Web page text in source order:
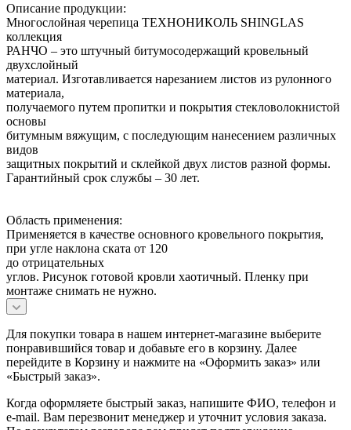
Описание продукции:
Многослойная черепица ТЕХНОНИКОЛЬ SHINGLAS
коллекция
РАНЧО – это штучный битумосодержащий кровельный
двухслойный
материал. Изготавливается нарезанием листов из рулонного
материала,
получаемого путем пропитки и покрытия стекловолокнистой
основы
битумным вяжущим, с последующим нанесением различных
видов
защитных покрытий и склейкой двух листов разной формы.
Гарантийный срок службы – 30 лет.
Область применения:
Применяется в качестве основного кровельного покрытия,
при угле наклона ската от 120
до отрицательных
углов. Рисунок готовой кровли хаотичный. Пленку при
монтаже снимать не нужно.
Для покупки товара в нашем интернет-магазине выберите
понравившийся товар и добавьте его в корзину. Далее
перейдите в Корзину и нажмите на «Оформить заказ» или
«Быстрый заказ».
Когда оформляете быстрый заказ, напишите ФИО, телефон и
e-mail. Вам перезвонит менеджер и уточнит условия заказа.